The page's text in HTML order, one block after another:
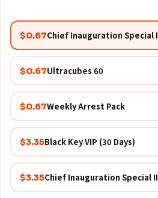
Chief Inauguration Special I
$0.67
60 Ultracubes
$0.67
Weekly Arrest Pack
$0.67
Black Key VIP (30 Days)
$3.35
Chief Inauguration Special II
$3.35